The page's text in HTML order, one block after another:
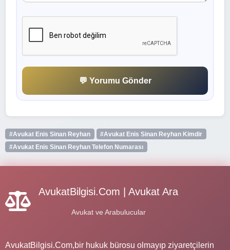
💬 Yorumu Gönder
#Avukat Enis Sinan Reyhan
#Avukat Enis Sinan Reyhan Kimdir
#Avukat Enis Sinan Reyhan Telefon Numarası
AvukatBilgisi.Com | Avukat Ara
Avukat ve Arabulucular
AvukatBilgisi.Com,bir hukuk bürosu olmayıp ziyaretçilerin